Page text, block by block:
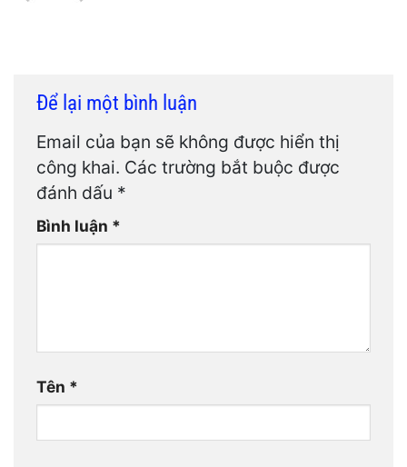
Để lại một bình luận
Email của bạn sẽ không được hiển thị
công khai. Các trường bắt buộc được
đánh dấu *
Bình luận *
Tên *